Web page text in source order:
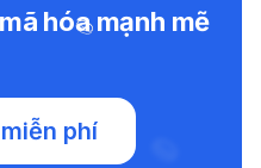
hóa mạnh mẽ
phí